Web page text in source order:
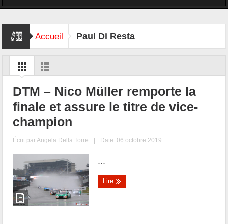
Accueil Paul Di Resta
DTM – Nico Müller remporte la
finale et assure le titre de vice-
champion
Écrit parAngela Della Torre | Date: 06 octobre 2019
...
Lire